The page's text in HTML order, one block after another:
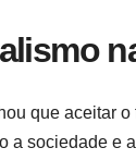
que aceitar
a sociedade e